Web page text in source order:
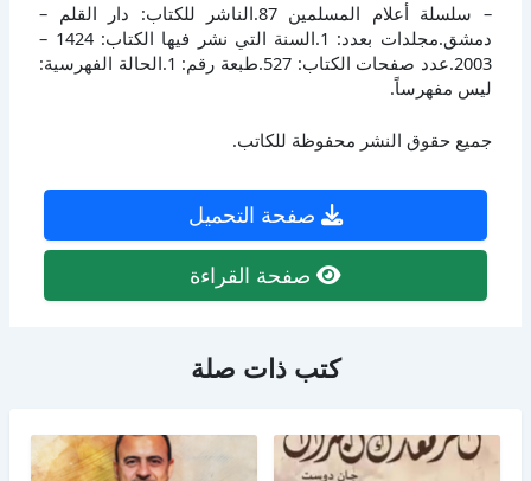
– سلسلة أعلام المسلمين 87.الناشر للكتاب: دار القلم –
دمشق.مجلدات بعدد: 1.السنة التي نشر فيها الكتاب: 1424 –
2003.عدد صفحات الكتاب: 527.طبعة رقم: 1.الحالة الفهرسية:
ليس مفهرساً.
جميع حقوق النشر محفوظة للكاتب.
صفحة التحميل
صفحة القراءة
كتب ذات صلة